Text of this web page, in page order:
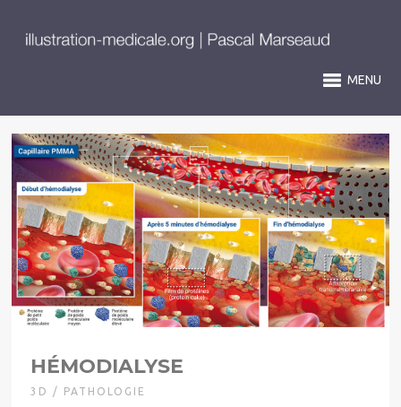
MENU
HÉMODIALYSE
3D / PATHOLOGIE